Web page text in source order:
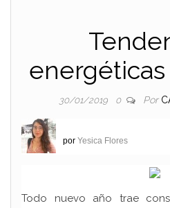
energéticas
30/01/2019 0 Por
por Yesica Flores
Todo nuevo año trae